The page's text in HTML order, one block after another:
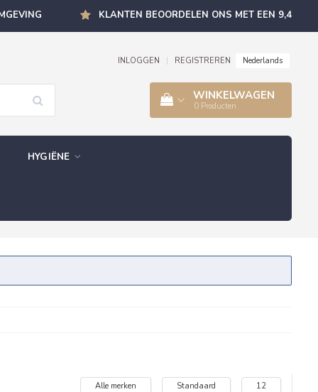
KLANTEN BEOORDELEN ONS MET EEN 9,4
INLOGGEN REGISTREREN Nederlands
WINKELWAGEN
0 Producten
HYGIËNE
Alle merken Standaard 12